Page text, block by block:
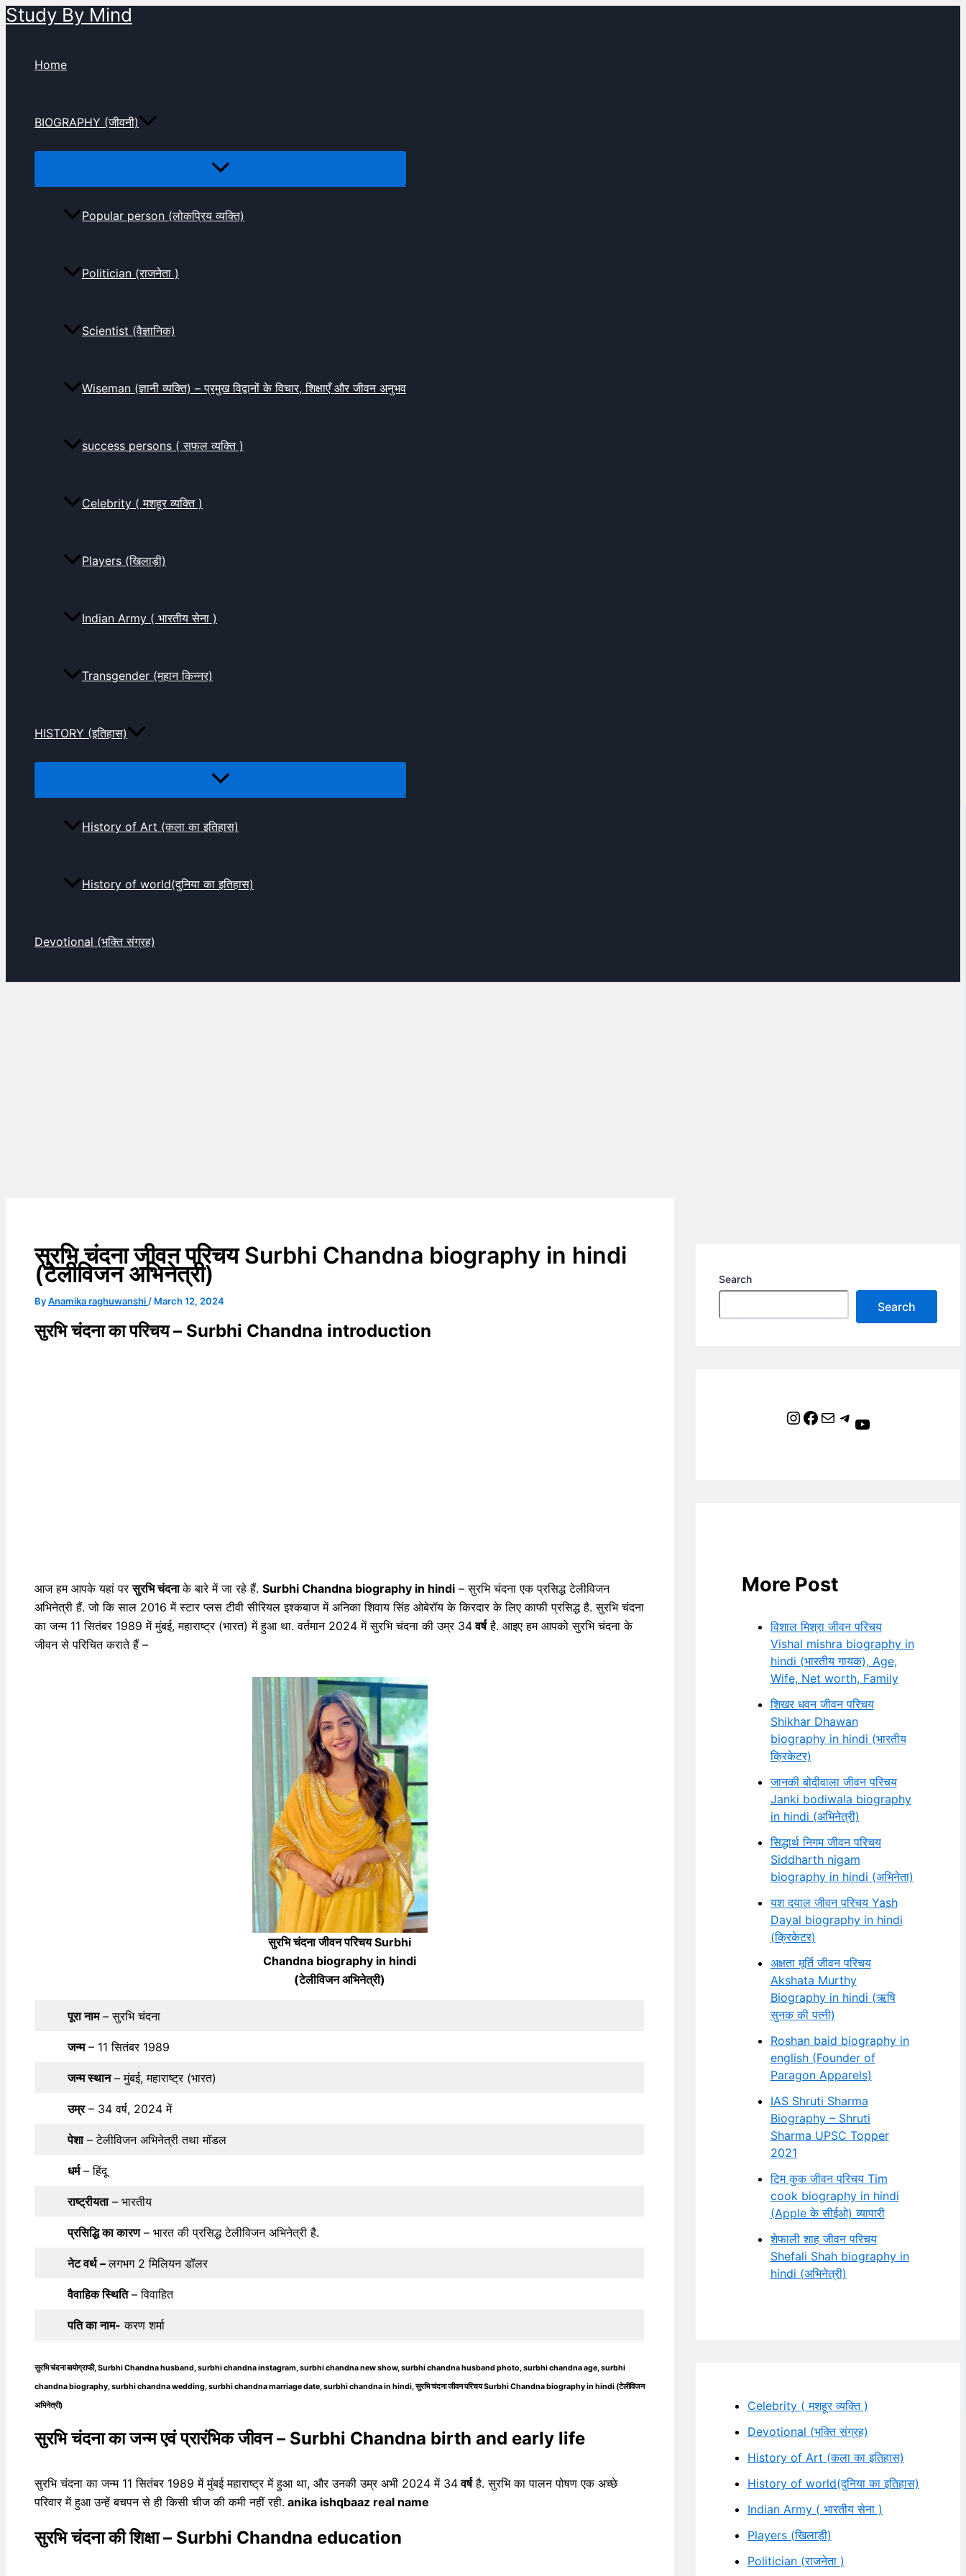
Skip
Study By Mind
Home
BIOGRAPHY (जीवनी)
Popular person (लोकप्रिय व्यक्ति)
Politician (राजनेता )
Scientist (वैज्ञानिक)
Wiseman (ज्ञानी व्यक्ति) – प्रमुख विद्वानों के विचार, शिक्षाएँ और जीवन अनुभव
success persons ( सफल व्यक्ति )
Celebrity ( मशहूर व्यक्ति )
Players (खिलाड़ी)
Indian Army ( भारतीय सेना )
Transgender (महान किन्नर)
HISTORY (इतिहास)
History of Art (कला का इतिहास)
History of world(दुनिया का इतिहास)
Devotional (भक्ति संग्रह)
सुरभि चंदना जीवन परिचय Surbhi Chandna biography in hindi
(टेलीविजन अभिनेत्री)
ByAnamika raghuwanshi / March 12, 2024
सुरभि चंदना का परिचय – Surbhi Chandna introduction
आज हम आपके यहां परसुरभि चंदनाके बारे में जा रहे हैं. Surbhi Chandna biography in hindi – सुरभि चंदना एक प्रसिद्ध टेलीविजन
अभिनेत्री हैं. जो कि साल 2016 में स्टार प्लस टीवी सीरियल इश्कबाज में अनिका शिवाय सिंह ओबेरॉय के किरदार के लिए काफी प्रसिद्ध है. सुरभि चंदना
का जन्म 11 सितंबर 1989 में मुंबई, महाराष्ट्र (भारत) में हुआ था. वर्तमान 2024 में सुरभि चंदना की उम्र 34वर्षहै. आइए हम आपको सुरभि चंदना के
जीवन से परिचित कराते हैं –
सुरभि चंदना जीवन परिचय Surbhi
Chandna biography in hindi
(टेलीविजन अभिनेत्री)
पूरा नाम– सुरभि चंदना
जन्म– 11 सितंबर 1989
जन्म स्थान– मुंबई, महाराष्ट्र (भारत)
उम्र– 34 वर्ष, 2024 में
पेशा– टेलीविजन अभिनेत्री तथा मॉडल
धर्म– हिंदू
राष्ट्रीयता– भारतीय
प्रसिद्धि का कारण– भारत की प्रसिद्ध टेलीविजन अभिनेत्री है.
नेट वर्थ –लगभग 2 मिलियन डॉलर
वैवाहिक स्थिति– विवाहित
पति का नाम- करण शर्मा
सुरभि चंदना बायोग्राफी, Surbhi Chandna husband, surbhi chandna instagram, surbhi chandna new show, surbhi chandna husband photo, surbhi chandna age, surbhi
chandna biography, surbhi chandna wedding, surbhi chandna marriage date, surbhi chandna in hindi, सुरभि चंदना जीवन परिचय Surbhi Chandna biography in hindi (टेलीविजन
अभिनेत्री)
सुरभि चंदना का जन्म एवं प्रारंभिक जीवन – Surbhi Chandna birth and early life
सुरभि चंदना का जन्म 11 सितंबर 1989 में मुंबई महाराष्ट्र में हुआ था, और उनकी उम्र अभी 2024 में 34वर्षहै. सुरभि का पालन पोषण एक अच्छे
परिवार में हुआ उन्हें बचपन से ही किसी चीज की कमी नहीं रही. anika ishqbaaz real name
सुरभि चंदना की शिक्षा – Surbhi Chandna education
Search
Search
Instagram Facebook Mail Telegram YouTube
More Post
विशाल मिश्रा जीवन परिचय
Vishal mishra biography in
hindi (भारतीय गायक), Age,
Wife, Net worth, Family
शिखर धवन जीवन परिचय
Shikhar Dhawan
biography in hindi (भारतीय
क्रिकेटर)
जानकी बोदीवाला जीवन परिचय
Janki bodiwala biography
in hindi (अभिनेत्री)
सिद्धार्थ निगम जीवन परिचय
Siddharth nigam
biography in hindi (अभिनेता)
यश दयाल जीवन परिचय Yash
Dayal biography in hindi
(क्रिकेटर)
अक्षता मूर्ति जीवन परिचय
Akshata Murthy
Biography in hindi (ऋषि
सुनक की पत्नी)
Roshan baid biography in
english (Founder of
Paragon Apparels)
IAS Shruti Sharma
Biography – Shruti
Sharma UPSC Topper
2021
टिम कुक जीवन परिचय Tim
cook biography in hindi
(Apple के सीईओ) व्यापारी
शेफाली शाह जीवन परिचय
Shefali Shah biography in
hindi (अभिनेत्री)
Celebrity ( मशहूर व्यक्ति )
Devotional (भक्ति संग्रह)
History of Art (कला का इतिहास)
History of world(दुनिया का इतिहास)
Indian Army ( भारतीय सेना )
Players (खिलाड़ी)
Politician (राजनेता )